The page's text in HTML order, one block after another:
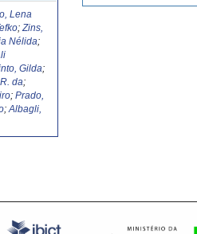
Lena
;Zins,
Nélida;
Gilda;
da;
;Prado,
;Albagli,